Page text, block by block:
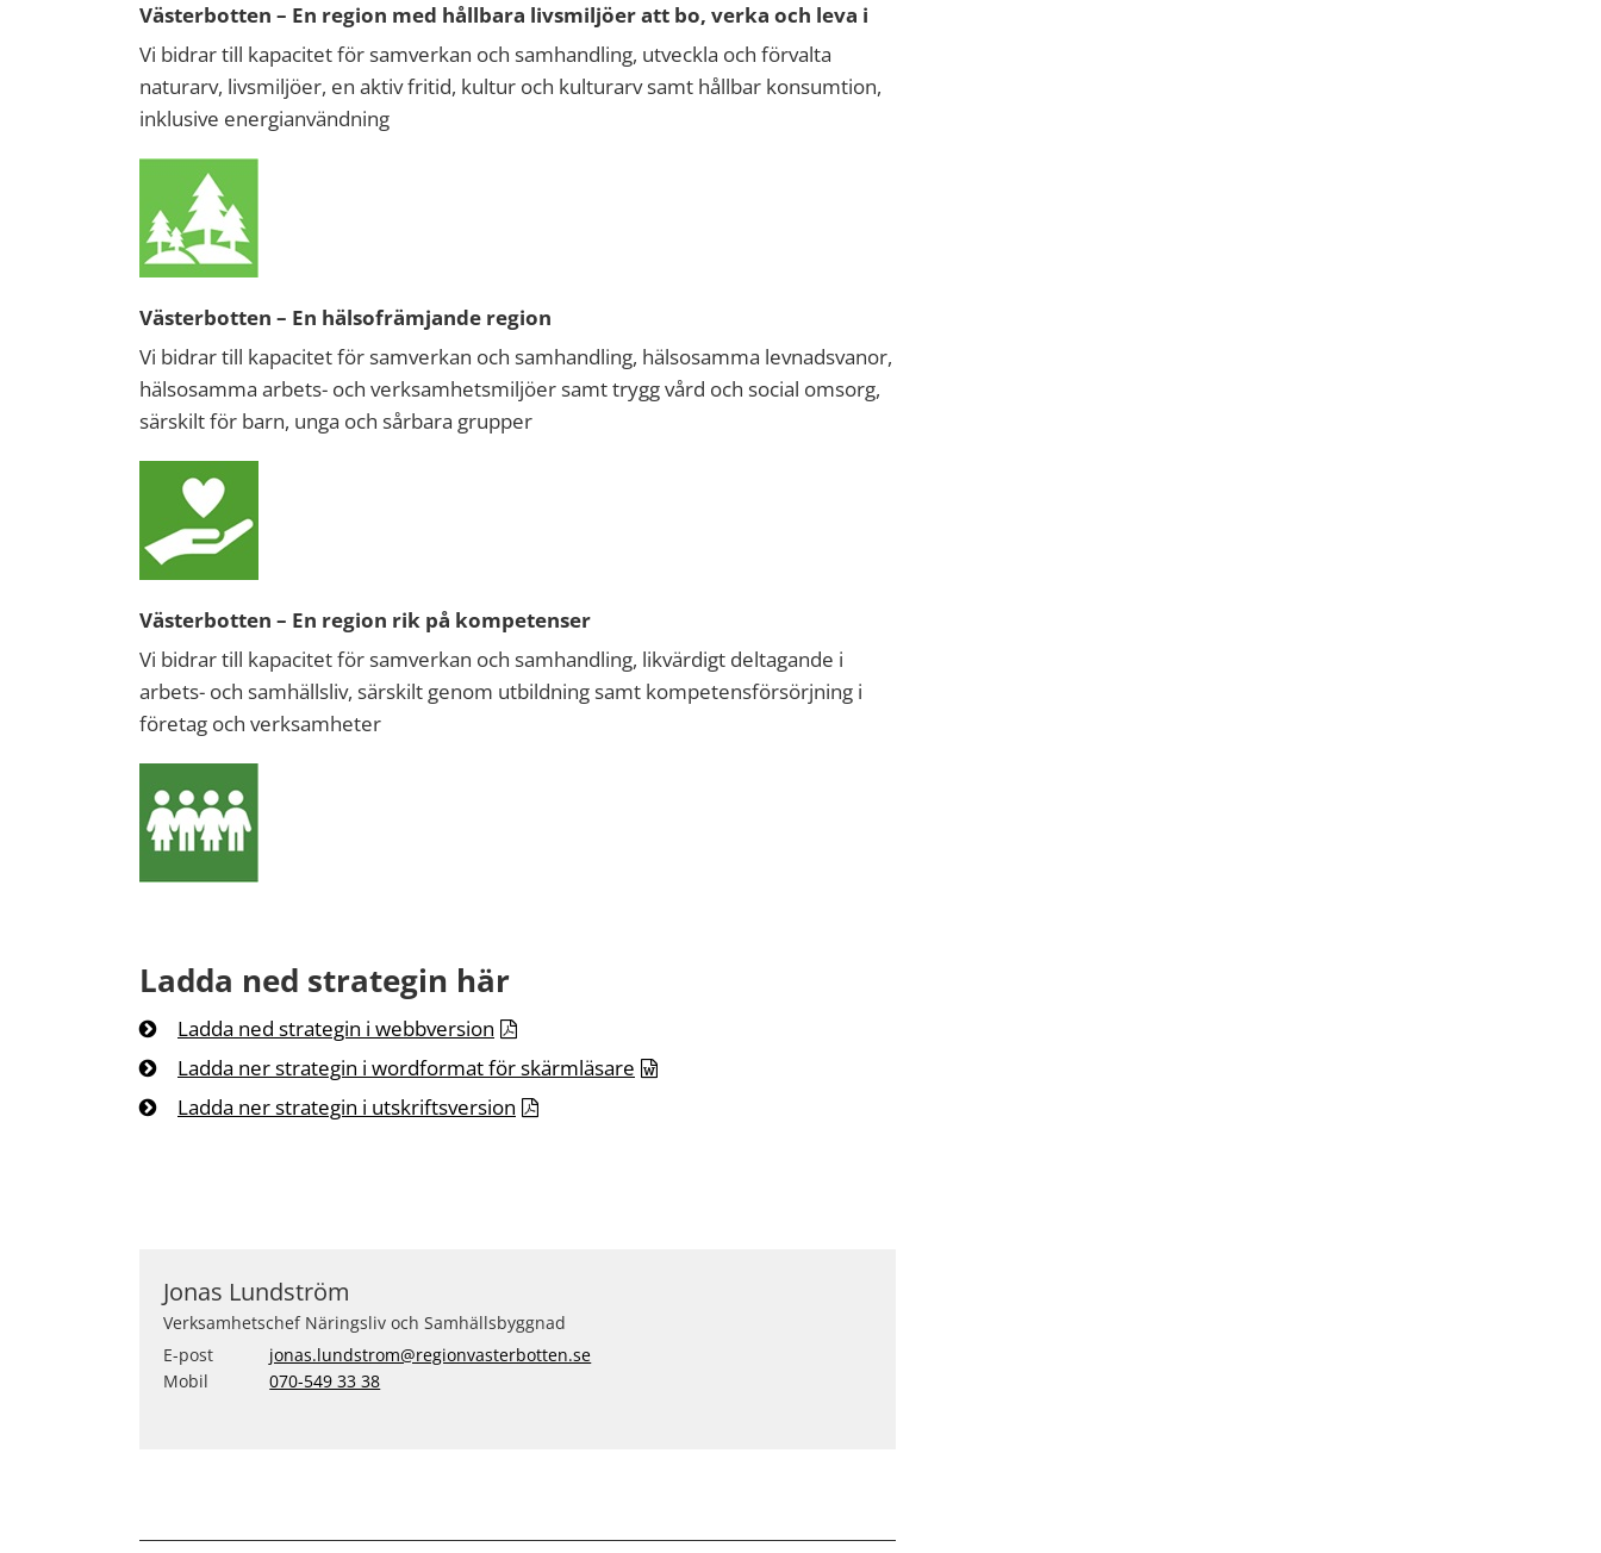
Västerbotten – En region med hållbara livsmiljöer att bo, verka och leva i
Vi bidrar till kapacitet för samverkan och samhandling, utveckla och förvalta
naturarv, livsmiljöer, en aktiv fritid, kultur och kulturarv samt hållbar konsumtion,
inklusive energianvändning
Västerbotten – En hälsofrämjande region
Vi bidrar till kapacitet för samverkan och samhandling, hälsosamma levnadsvanor,
hälsosamma arbets- och verksamhetsmiljöer samt trygg vård och social omsorg,
särskilt för barn, unga och sårbara grupper
Västerbotten – En region rik på kompetenser
Vi bidrar till kapacitet för samverkan och samhandling, likvärdigt deltagande i
arbets- och samhällsliv, särskilt genom utbildning samt kompetensförsörjning i
företag och verksamheter
Ladda ned strategin här
Ladda ned strategin i webbversion
Ladda ner strategin i wordformat för skärmläsare
Ladda ner strategin i utskriftsversion
Jonas Lundström
Verksamhetschef Näringsliv och Samhällsbyggnad
E-post
jonas.lundstrom@regionvasterbotten.se
Mobil
070-549 33 38